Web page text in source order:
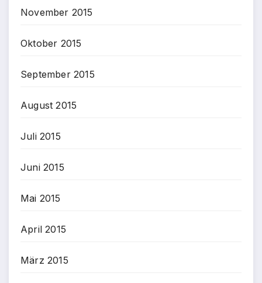
November 2015
Oktober 2015
September 2015
August 2015
Juli 2015
Juni 2015
Mai 2015
April 2015
März 2015